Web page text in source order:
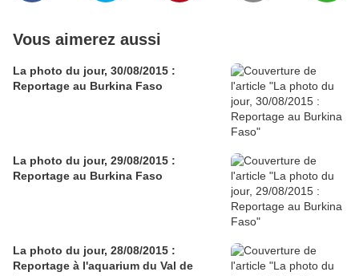
Vous aimerez aussi
La photo du jour, 30/08/2015 :
Reportage au Burkina Faso
La photo du jour, 29/08/2015 :
Reportage au Burkina Faso
La photo du jour, 28/08/2015 :
Reportage à l'aquarium du Val de